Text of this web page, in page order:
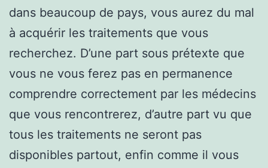
dans beaucoup de pays, vous aurez du mal
à acquérir les traitements que vous
recherchez. D’une part sous prétexte que
vous ne vous ferez pas en permanence
comprendre correctement par les médecins
que vous rencontrerez, d’autre part vu que
tous les traitements ne seront pas
disponibles partout, enfin comme il vous